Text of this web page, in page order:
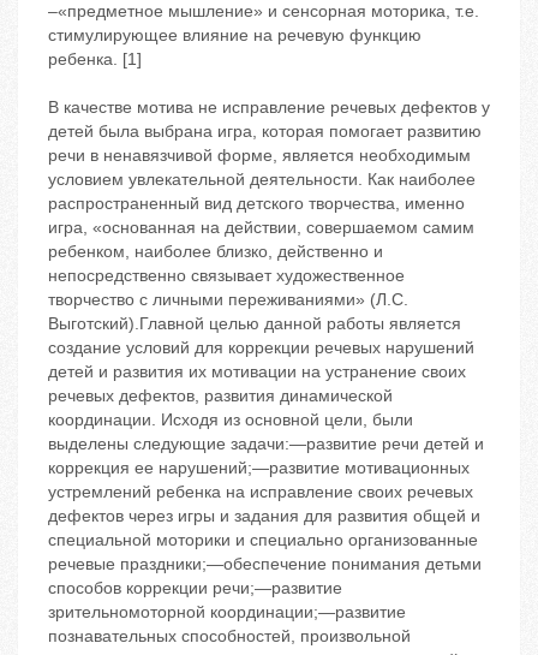
–«предметное мышление» и сенсорная моторика, т.е.
стимулирующее влияние на речевую функцию
ребенка. [1]
В качестве мотива не исправление речевых дефектов у
детей была выбрана игра, которая помогает развитию
речи в ненавязчивой форме, является необходимым
условием увлекательной деятельности. Как наиболее
распространенный вид детского творчества, именно
игра, «основанная на действии, совершаемом самим
ребенком, наиболее близко, действенно и
непосредственно связывает художественное
творчество с личными переживаниями» (Л.С.
Выготский).Главной целью данной работы является
создание условий для коррекции речевых нарушений
детей и развития их мотивации на устранение своих
речевых дефектов, развития динамической
координации. Исходя из основной цели, были
выделены следующие задачи:—развитие речи детей и
коррекция ее нарушений;—развитие мотивационных
устремлений ребенка на исправление своих речевых
дефектов через игры и задания для развития общей и
специальной моторики и специально организованные
речевые праздники;—обеспечение понимания детьми
способов коррекции речи;—развитие
зрительномоторной координации;—развитие
познавательных способностей, произвольной